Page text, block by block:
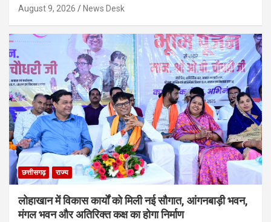
August 9, 2026 News Desk
छत्तीसगढ़ राज्य
लोहाखान में विकास कार्यों को मिली नई सौगात, आंगनबाड़ी भवन,
मंगल भवन और अतिरिक्त कक्ष का होगा निर्माण